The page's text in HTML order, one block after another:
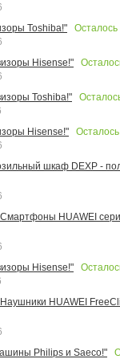
Toshiba!"
Осталось
Hisense!"
Toshiba!"
Hisense!"
Осталось
шкаф DEXP -
HUAWEI
Hisense!"
HUAWEI
Philips и Saeco!"